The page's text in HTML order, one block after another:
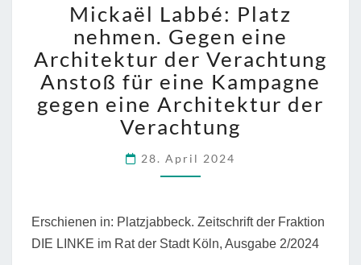
LABBÉ:
PLATZ
NEHMEN.
GEGEN
EINE
ARCHITEKTUR
DER
VERACHTUNG
ANSTOSS F
EGEN E
INE A
Mickaël Labbé: Platz
nehmen. Gegen eine
Architektur der Verachtung
Anstoß für eine Kampagne
gegen eine Architektur der
Verachtung
28. April 2024
Erschienen in: Platzjabbeck. Zeitschrift der Fraktion
DIE LINKE im Rat der Stadt Köln, Ausgabe 2/2024